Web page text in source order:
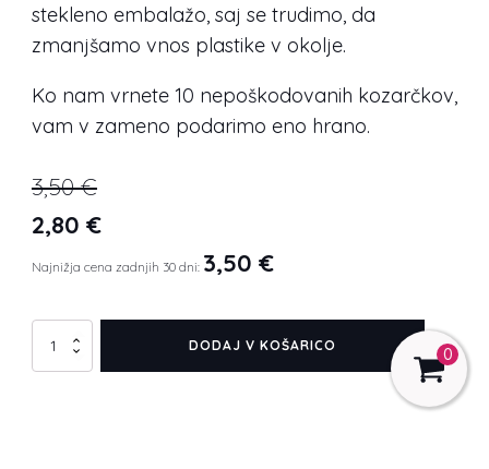
0
stekleno embalažo, saj se trudimo, da
zmanjšamo vnos plastike v okolje.
Ko nam vrnete 10 nepoškodovanih kozarčkov,
vam v zameno podarimo eno hrano.
3,50€
Izvirna
cena
bila:
3,50 €.
2,80 €Trenutna
cena
Najnižja cena zadnjih 30 dni: 3,50 €
ALFA
DODAJ V KOŠARICO